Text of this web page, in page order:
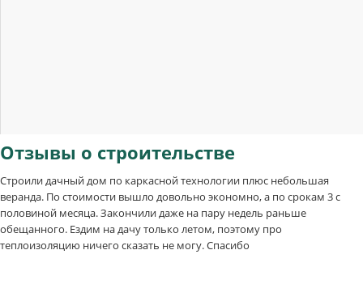
Отзывы о строительстве
Строили дачный дом по каркасной технологии плюс небольшая
веранда. По стоимости вышло довольно экономно, а по срокам 3 с
половиной месяца. Закончили даже на пару недель раньше
обещанного. Ездим на дачу только летом, поэтому про
теплоизоляцию ничего сказать не могу. Спасибо